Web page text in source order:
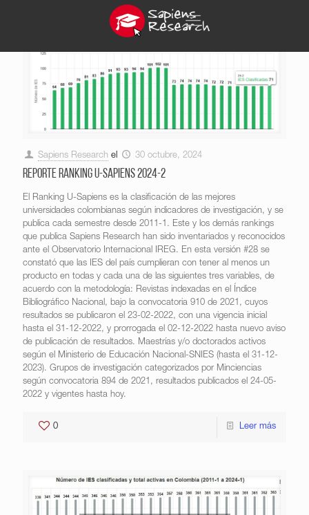
Sapiens Research el 30 octubre, 2024
Reporte Ranking U-Sapiens 2024-2
El Ranking U-Sapiens es la clasificación de las mejores
universidades colombianas según indicadores de investigación, y se
publica cada semestre desde 2011-1. Este y los demás rankings
que publica Sapiens Research han sido inventariados y reconocidos
ante el Observatorio Internacional IREG. En esta versión #28 se
constató que las IES del país cumplieran con tener al menos un
producto en todas y cada una de las siguientes tres variables, de
acuerdo con la metodología: Revistas indexadas en el Índice
Bibliográfico Nacional, bajo la convocatoria 910 de 2021, cuyos
resultados se publicaron el 23-02-2022, con una vigencia inicial
hasta el 31-12-2022, y prorrogada el 02-12-2022 hasta nuevo aviso
de publicación de resultados. Maestrías y/o doctorados activos
según el Ministerio de Educación Nacional-SNIES (hasta el 31-12-
2023). Grupos de investigación categorizados por Minciencias
según convocatoria 894 de 2021, resultados publicados el 24-05-
2022 y vigentes hasta hoy.
0 Leer más